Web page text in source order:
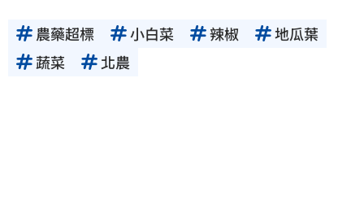
農藥超標 小白菜 辣椒
地瓜葉
蔬菜
北農